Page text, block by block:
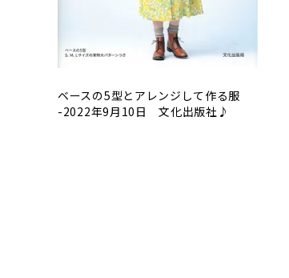
ベースの5型とアレンジして作る服
-2022年9月10日 文化出版社♪